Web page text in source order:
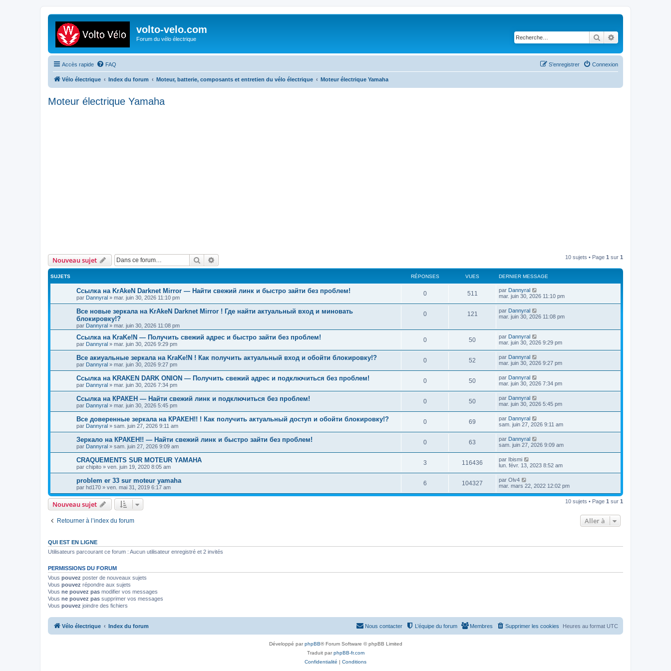
volto-velo.com
Forum du vélo électrique Rechercher
Accès rapide FAQ Connexion
S’enregistrer
Vélo électrique Index du forum Moteur, batterie, composants et entretien du vélo électrique Moteur électrique Yamaha
Moteur électrique Yamaha
Nouveau sujet Rechercher 10 sujets • Page 1 sur 1
SUJETS RÉPONSES VUES DERNIER MESSAGE
Ссылка на KrAkeN Darknet Mirror — Найти свежий линк и быстро зайти без проблем!
par Dannyral » mar. juin 30, 2026 11:10 pm
0 511 par Dannyral
mar. juin 30, 2026 11:10 pm
Все новые зеркала на KrAkeN Darknet Mirror ! Где найти актуальный вход и миновать
блокировку!?
par Dannyral » mar. juin 30, 2026 11:08 pm
0 121 par Dannyral
mar. juin 30, 2026 11:08 pm
Ссылка на KraKe!N — Получить свежий адрес и быстро зайти без проблем!
par Dannyral » mar. juin 30, 2026 9:29 pm
0 50 par Dannyral
mar. juin 30, 2026 9:29 pm
Все акиуальные зеркала на KraKe!N ! Как получить актуальный вход и обойти блокировку!?
par Dannyral » mar. juin 30, 2026 9:27 pm
0 52 par Dannyral
mar. juin 30, 2026 9:27 pm
Ссылка на KRAKEN DARK ONION — Получить свежий адрес и подключиться без проблем!
par Dannyral » mar. juin 30, 2026 7:34 pm
0 50 par Dannyral
mar. juin 30, 2026 7:34 pm
Ссылка на КРАКЕН — Найти свежий линк и подключиться без проблем!
par Dannyral » mar. juin 30, 2026 5:45 pm
0 50 par Dannyral
mar. juin 30, 2026 5:45 pm
Все доверенные зеркала на КРАКЕН!! ! Как получить актуальный доступ и обойти блокировку!?
par Dannyral » sam. juin 27, 2026 9:11 am
0 69 par Dannyral
sam. juin 27, 2026 9:11 am
Зеркало на КРАКЕН!! — Найти свежий линк и быстро зайти без проблем!
par Dannyral » sam. juin 27, 2026 9:09 am
0 63 par Dannyral
sam. juin 27, 2026 9:09 am
CRAQUEMENTS SUR MOTEUR YAMAHA
par chipito » ven. juin 19, 2020 8:05 am
3 116436 par Ibismi
lun. févr. 13, 2023 8:52 am
problem er 33 sur moteur yamaha
par hd170 » ven. mai 31, 2019 6:17 am
6 104327 par Olv4
mar. mars 22, 2022 12:02 pm
Nouveau sujet 10 sujets • Page 1 sur 1
Retourner à l’index du forum Aller à
QUI EST EN LIGNE
Utilisateurs parcourant ce forum : Aucun utilisateur enregistré et 2 invités
PERMISSIONS DU FORUM
Vous pouvez poster de nouveaux sujets
Vous pouvez répondre aux sujets
Vous ne pouvez pas modifier vos messages
Vous ne pouvez pas supprimer vos messages
Vous pouvez joindre des fichiers
Vélo électrique Index du forum Heures au format UTC
Supprimer les cookies
Membres
L’équipe du forum
Nous contacter
Développé parphpBB® Forum Software © phpBB Limited
Traduit parphpBB-fr.com
Confidentialité | Conditions